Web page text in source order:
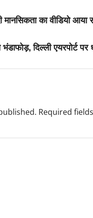
मानसिकता का वीडियो
भंडाफोड़, दिल्ली एयरपोर्ट
Required